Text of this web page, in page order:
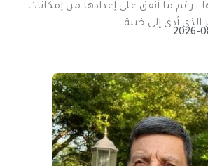
، رغم ما أُنفق على إعدادها من إمكانات
الذي أدى إلى خيبة…
2026-